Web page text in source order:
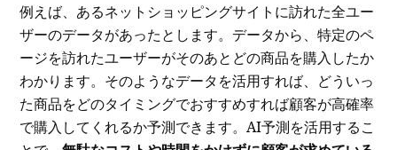
例えば、あるネットショッピングサイトに訪れた全ユー
ザーのデータがあったとします。データから、特定のペ
ージを訪れたユーザーがそのあとどの商品を購入したか
わかります。そのようなデータを活用すれば、どういっ
た商品をどのタイミングでおすすめすれば顧客が高確率
で購入してくれるか予測できます。AI予測を活用するこ